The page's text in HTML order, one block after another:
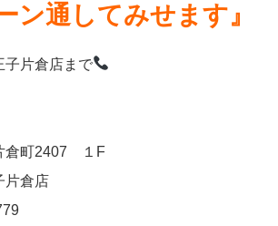
ン通してみせます』
子片倉店まで
倉町2407 １F
片倉店